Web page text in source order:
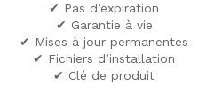
✔ Pas d’expiration
✔ Garantie à vie
✔ Mises à jour permanentes
✔ Fichiers d’installation
✔ Clé de produit